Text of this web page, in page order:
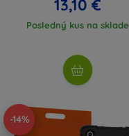
13,10 €
Posledný kus na sklade
-14%